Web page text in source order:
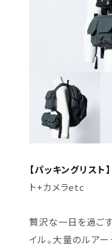
【パッキングリスト】
ト+カメラetc
贅沢な一日を過ご
イル。大量のルア